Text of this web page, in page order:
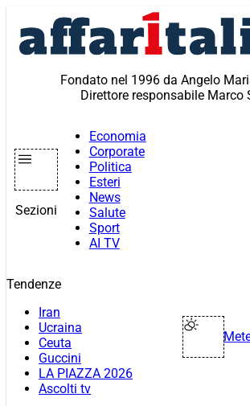
contenuto
Fondato nel 1996 da Angelo
Direttore responsabile Marco
Sezioni
Economia
Corporate
Politica
Esteri
News
Salute
Sport
AI TV
Tendenze
Iran
Ucraina
Ceuta
Guccini
LA PIAZZA 2026
Ascolti tv